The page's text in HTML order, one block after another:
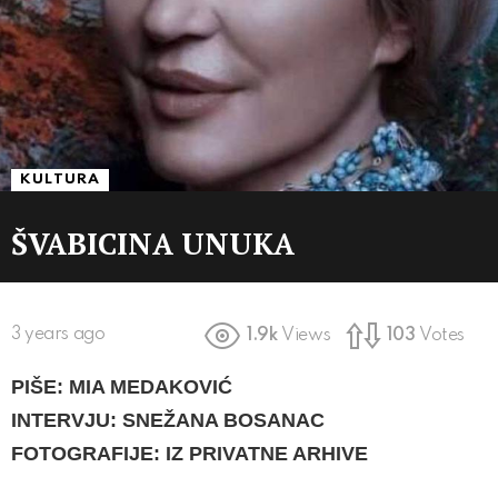
KULTURA
ŠVABICINA UNUKA
3 years ago 1.9k Views 103 Votes
PIŠE: MIA MEDAKOVIĆ
INTERVJU: SNEŽANA BOSANAC
FOTOGRAFIJE: IZ PRIVATNE ARHIVE